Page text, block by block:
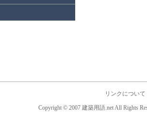
リンクについて
Copyright © 2007 建築用語.net All Rights